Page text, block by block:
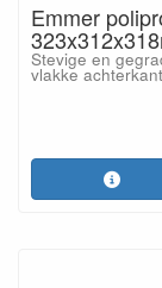
Emmer
Stevige en
vlakke